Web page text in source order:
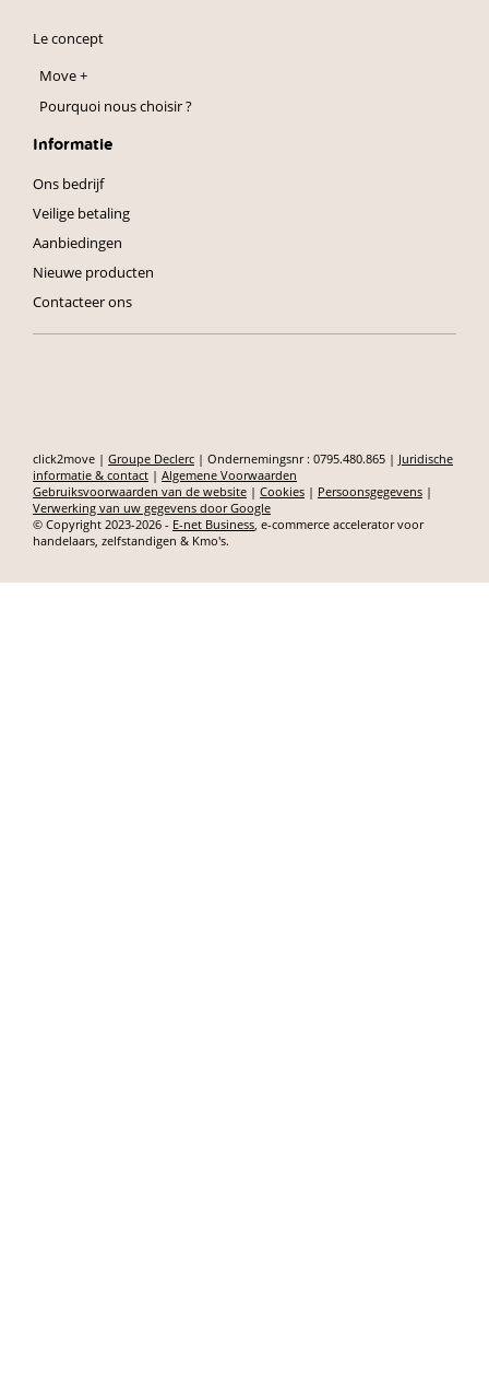
Le concept
Move +
Pourquoi nous choisir ?
Informatie
Ons bedrijf
Veilige betaling
Aanbiedingen
Nieuwe producten
Contacteer ons
click2move | Groupe Declerc | Ondernemingsnr : 0795.480.865 | Juridische
informatie & contact | Algemene Voorwaarden
Gebruiksvoorwaarden van de website | Cookies | Persoonsgegevens |
Verwerking van uw gegevens door Google
© Copyright 2023-2026 - E-net Business, e-commerce accelerator voor
handelaars, zelfstandigen & Kmo's.